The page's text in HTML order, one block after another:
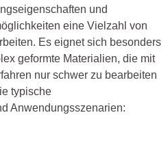
und
eine Vielzahl von
Es eignet sich besonders
geformte Materialien, die mit
nur schwer zu bearbeiten
typische
Anwendungsszenarien: